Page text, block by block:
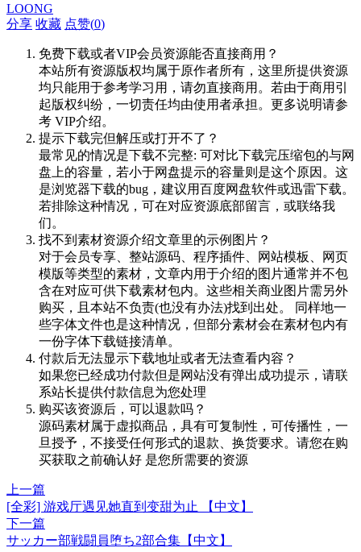
LOONG
分享 收藏 点赞(0)
免费下载或者VIP会员资源能否直接商用？
本站所有资源版权均属于原作者所有，这里所提供资源
均只能用于参考学习用，请勿直接商用。若由于商用引
起版权纠纷，一切责任均由使用者承担。更多说明请参
考 VIP介绍。
提示下载完但解压或打开不了？
最常见的情况是下载不完整: 可对比下载完压缩包的与网
盘上的容量，若小于网盘提示的容量则是这个原因。这
是浏览器下载的bug，建议用百度网盘软件或迅雷下载。
若排除这种情况，可在对应资源底部留言，或联络我
们。
找不到素材资源介绍文章里的示例图片？
对于会员专享、整站源码、程序插件、网站模板、网页
模版等类型的素材，文章内用于介绍的图片通常并不包
含在对应可供下载素材包内。这些相关商业图片需另外
购买，且本站不负责(也没有办法)找到出处。 同样地一
些字体文件也是这种情况，但部分素材会在素材包内有
一份字体下载链接清单。
付款后无法显示下载地址或者无法查看内容？
如果您已经成功付款但是网站没有弹出成功提示，请联
系站长提供付款信息为您处理
购买该资源后，可以退款吗？
源码素材属于虚拟商品，具有可复制性，可传播性，一
旦授予，不接受任何形式的退款、换货要求。请您在购
买获取之前确认好 是您所需要的资源
上一篇
[全彩] 游戏厅遇见她直到变甜为止 【中文】
下一篇
サッカー部戦闘員堕ち2部合集【中文】